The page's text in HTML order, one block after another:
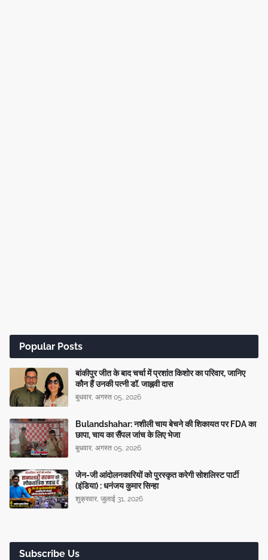
Popular Posts
बांकीपुर जीत के बाद चर्चा में प्रशांत किशोर का परिवार, जानिए
कौन हैं उनकी पत्नी डॉ. जाह्नवी दास
बुधवार, अगस्त 05, 2026
Bulandshahar: नशीली चाय बेचने की शिकायत पर FDA का
छापा, चाय का सैंपल जांच के लिए भेजा
बुधवार, अगस्त 05, 2026
जेन-जी आंदोलनकारियों को पुरस्कृत करेगी सोशलिस्ट पार्टी
(इंडिया) : धनंजय कुमार सिन्हा
शुक्रवार, जुलाई 31, 2026
Subscribe Us